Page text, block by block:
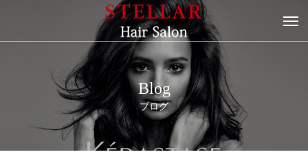
Blog
ブログ